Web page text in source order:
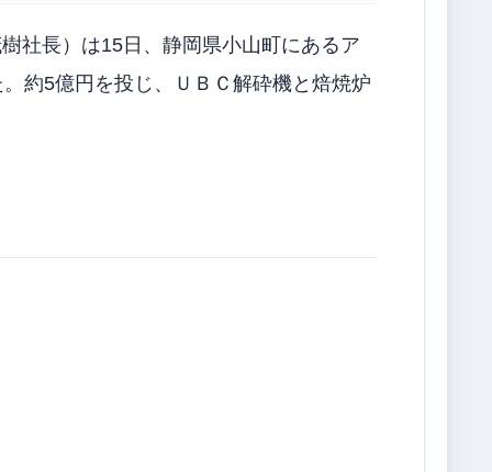
社長）は15日、静岡県小山町にあるア
約5億円を投じ、ＵＢＣ解砕機と焙焼炉